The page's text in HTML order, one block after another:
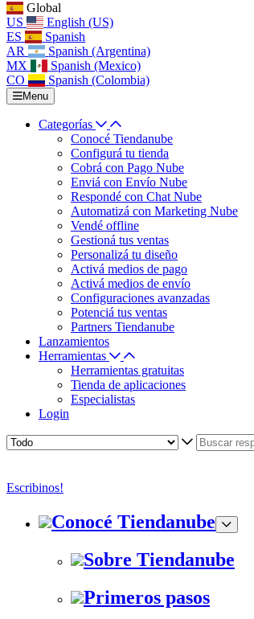
Global
US
English (US)
ES
Spanish
AR
Spanish (Argentina)
MX
Spanish (Mexico)
CO
Spanish (Colombia)
Menu
Categorías
Conocé Tiendanube
Configurá tu tienda
Cobrá con Pago Nube
Enviá con Envío Nube
Respondé con Chat Nube
Automatizá con Marketing Nube
Vendé offline
Gestioná tus ventas
Personalizá tu diseño
Activá medios de pago
Activá medios de envío
Configuraciones avanzadas
Potenciá tus ventas
Partners Tiendanube
Lanzamientos
Herramientas
Herramientas gratuitas
Tienda de aplicaciones
Especialistas
Login
Escribinos!
Conocé Tiendanube
Sobre Tiendanube
Primeros pasos